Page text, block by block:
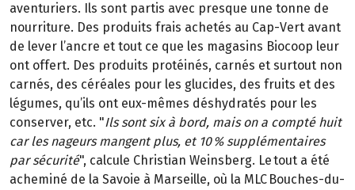
aventuriers. Ils sont partis avec presque une tonne de
nourriture. Des produits frais achetés au Cap-Vert avant
de lever l’ancre et tout ce que les magasins Biocoop leur
ont offert. Des produits protéinés, carnés et surtout non
carnés, des céréales pour les glucides, des fruits et des
légumes, qu’ils ont eux-mêmes déshydratés pour les
conserver, etc. "Ils sont six à bord, mais on a compté huit
car les nageurs mangent plus, et 10 % supplémentaires
par sécurité", calcule Christian Weinsberg. Le tout a été
acheminé de la Savoie à Marseille, où la MLC Bouches-du-